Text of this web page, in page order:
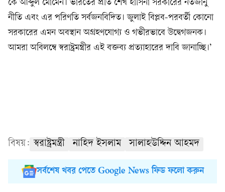
কে আব্দুল মোমেন। ভারতের প্রতি শেখ হাসিনা সরকারের নতজানু
নীতি এবং এর পরিণতি সর্বজনবিদিত। জুলাই বিপ্লব-পরবর্তী কোনো
সরকারের এমন অবস্থান অগ্রহণযোগ্য ও গভীরভাবে উদ্বেগজনক।
আমরা অবিলম্বে স্বরাষ্ট্রমন্ত্রীর এই বক্তব্য প্রত্যাহারের দাবি জানাচ্ছি।’
বিষয়: স্বরাষ্ট্রমন্ত্রী নাহিদ ইসলাম সালাহউদ্দিন আহমদ
সর্বশেষ খবর পেতে Google News ফিড ফলো করুন